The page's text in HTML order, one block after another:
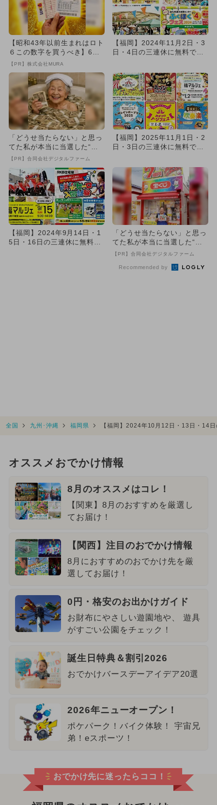
【昭和43年以前生まれはロト
６この数字を買うべき】6つ
の数字が「完全一致」する
【PR】株式会社MURA
【福岡】2024年11月2日・3
日・4日の三連休に無料で楽
「どうせ当たらない」と思っ
てた私が本当に当選した“買
い方”がこれ
【PR】合同会社デジタルファーム
【福岡】2025年11月1日・2
日・3日の三連休に無料で楽
【福岡】2024年9月14日・1
5日・16日の三連休に無料で
「どうせ当たらない」と思っ
てた私が本当に当選した“買
い方”がこれ
【PR】合同会社デジタルファーム
Recommended by
全国 九州･沖縄 福岡県 【福岡】2024年10月12日・13日・14
オススメおでかけ情報
8月のオススメはコレ！
【関東】8月のおすすめを厳選し
てお届け！
【関西】注目のおでかけ情報
8月におすすめのおでかけ先を厳
選してお届け！
0円・格安のお出かけガイド
お財布にやさしい遊園地や、 遊具
がすごい公園をチェック！
誕生日特典＆割引2026
おでかけバースデーアイデア20選
2026年ニューオープン！
ポケパーク！バイク体験！ 宇宙兄
弟！eスポーツ！
おでかけ先に迷ったらココ！